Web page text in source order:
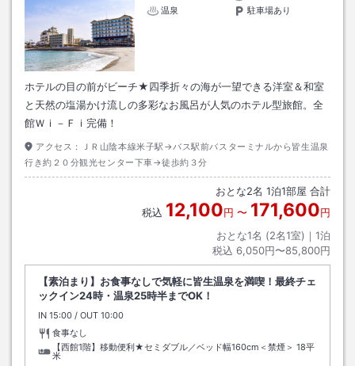
温泉
駐車場あり
ホテルの目の前がビーチ★四季折々の海が一望できる洋室＆和室
と天然の塩湯かけ流しの多彩なお風呂が人気のホテル型旅館。全
館Ｗｉ－Ｆｉ完備！
アクセス：
ＪＲ山陰本線米子駅→バス駅前バスターミナルから皆生温泉
行き約２０分観光センター下車→徒歩約３分
おとな2名 1泊1部屋 合計
税込 12,100円 〜 171,600円
おとな1名 (2名1室)｜ 1泊
税込 6,050円〜85,800円
【素泊まり】お食事なしで気軽に皆生温泉を満喫！最終チェ
ックイン24時・温泉25時半までOK！
IN チェックイン
15:00 / OUT チェックアウト
10:00
食事なし
【西館1階】移動便利★セミダブル／ベッド幅160cm＜禁煙＞ 18平
米